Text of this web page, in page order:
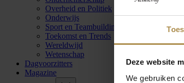
Deze website
We gebruiken
Overheid en Politiek
Onderwijs
Sport en Teambuilding
Toekomst en Trends
Wereldwijd
Wetenschap
Dagvoorzitters
Magazine